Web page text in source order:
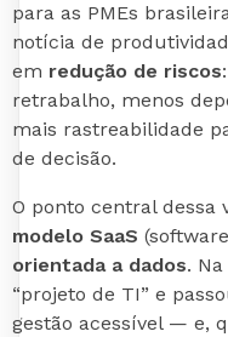
para as PMEs
notícia de
em redução de riscos
retrabalho, menos
mais rastreabilidade
de decisão.
O ponto central dessa
modelo SaaS
orientada a dados.
“projeto de TI” e
gestão acessível — e,